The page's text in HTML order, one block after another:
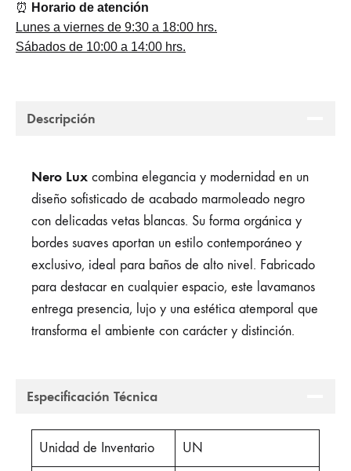
⏰ Horario de atención
Lunes a viernes de 9:30 a 18:00 hrs.
Sábados de 10:00 a 14:00 hrs.
Descripción
Nero Lux combina elegancia y modernidad en un
diseño sofisticado de acabado marmoleado negro
con delicadas vetas blancas. Su forma orgánica y
bordes suaves aportan un estilo contemporáneo y
exclusivo, ideal para baños de alto nivel. Fabricado
para destacar en cualquier espacio, este lavamanos
entrega presencia, lujo y una estética atemporal que
transforma el ambiente con carácter y distinción.
Especificación Técnica
Unidad de Inventario UN